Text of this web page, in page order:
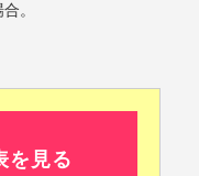
。
を見る